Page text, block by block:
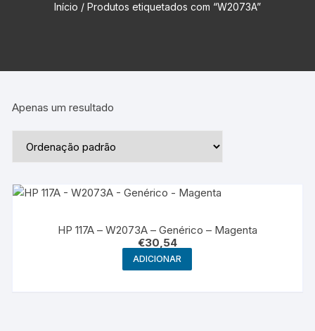
Início / Produtos etiquetados com “W2073A”
Apenas um resultado
HP 117A – W2073A – Genérico – Magenta
€30,54
ADICIONAR